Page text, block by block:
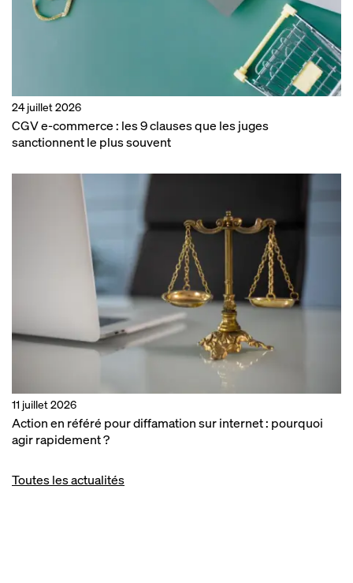
24 juillet 2026
CGV e-commerce : les 9 clauses que les juges
sanctionnent le plus souvent
11 juillet 2026
Action en référé pour diffamation sur internet : pourquoi
agir rapidement ?
Toutes les actualités